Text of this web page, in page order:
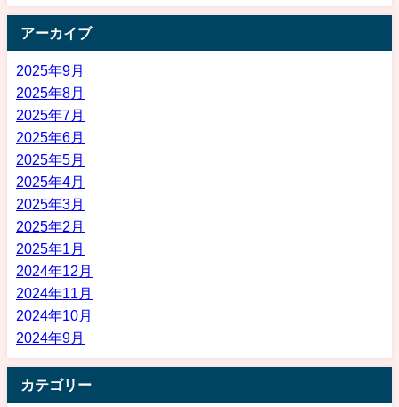
アーカイブ
2025年9月
2025年8月
2025年7月
2025年6月
2025年5月
2025年4月
2025年3月
2025年2月
2025年1月
2024年12月
2024年11月
2024年10月
2024年9月
カテゴリー